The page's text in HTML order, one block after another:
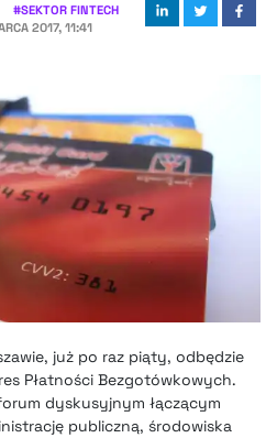
#SEKTOR FINTECH
2017, 11:41
już po raz piąty, odbędzie
Płatności Bezgotówkowych.
dyskusyjnym łączącym
publiczną, środowiska